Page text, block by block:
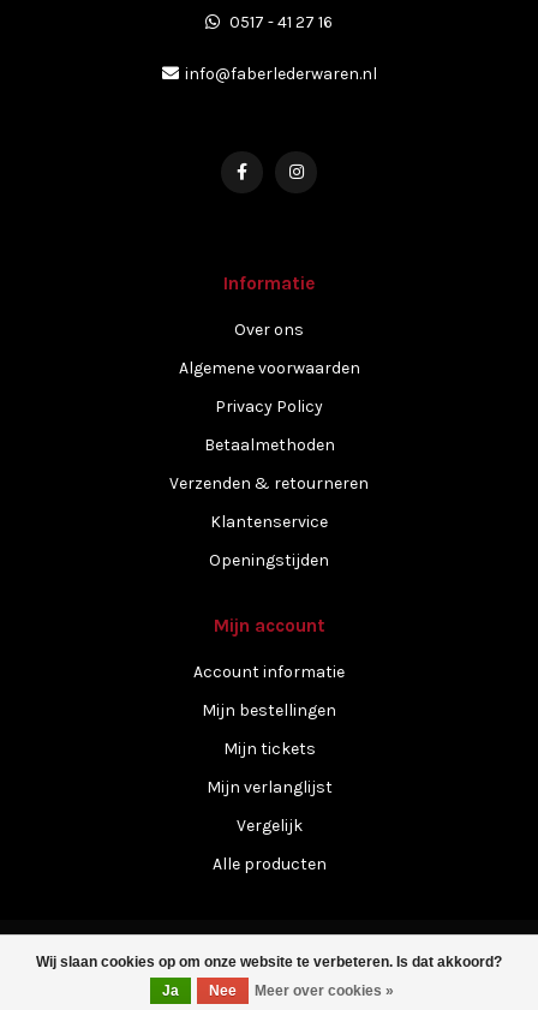
Wij slaan cookies op om onze website te verbeteren. Is dat akkoord?
Ja
Nee Meer over cookies »
0517 - 41 27 16
info@faberlederwaren.nl
Informatie
Over ons
Algemene voorwaarden
Privacy Policy
Betaalmethoden
Verzenden & retourneren
Klantenservice
Openingstijden
Mijn account
Account informatie
Mijn bestellingen
Mijn tickets
Mijn verlanglijst
Vergelijk
Alle producten